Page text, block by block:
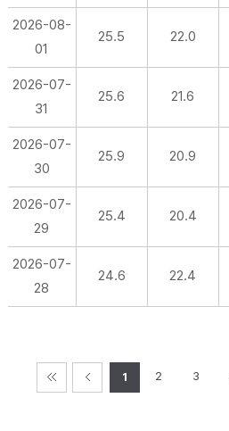
2026-08-
01
25.5 22.0
2026-07-
31
25.6 21.6
2026-07-
30
25.9 20.9
2026-07-
29
25.4 20.4
2026-07-
28
24.6 22.4
1 2 3